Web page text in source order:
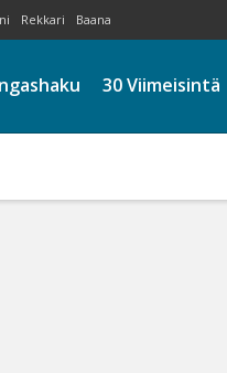
Rekkari Baana
30 Viimeisintä